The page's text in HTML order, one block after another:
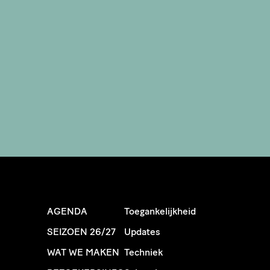
AGENDA
SEIZOEN 26/27
WAT WE MAKEN
Toegankelijkheid
Updates
Techniek